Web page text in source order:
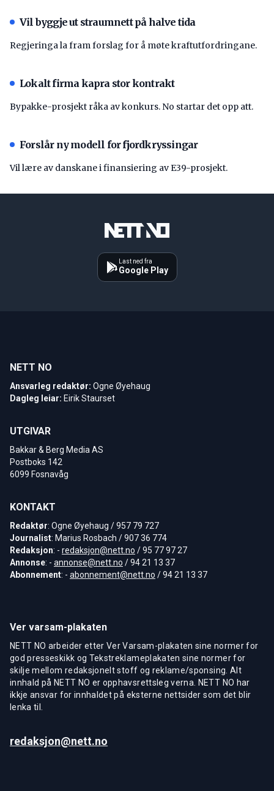
Vil byggje ut straumnett på halve tida
Regjeringa la fram forslag for å møte kraftutfordringane.
Lokalt firma kapra stor kontrakt
Bypakke-prosjekt råka av konkurs. No startar det opp att.
Forslår ny modell for fjordkryssingar
Vil lære av danskane i finansiering av E39-prosjekt.
Last ned fra
Google Play
NETT NO
Ansvarleg redaktør: Ogne Øyehaug
Dagleg leiar: Eirik Staurset
UTGIVAR
Bakkar & Berg Media AS
Postboks 142
6099 Fosnavåg
KONTAKT
Redaktør: Ogne Øyehaug / 957 79 727
Journalist: Marius Rosbach / 907 36 774
Redaksjon: - redaksjon@nett.no / 95 77 97 27
Annonse: - annonse@nett.no / 94 21 13 37
Abonnement: - abonnement@nett.no / 94 21 13 37
Ver varsam-plakaten
NETT NO arbeider etter Ver Varsam-plakaten sine normer for
god presseskikk og Tekstreklameplakaten sine normer for
skilje mellom redaksjonelt stoff og reklame/sponsing. Alt
innhald på NETT NO er opphavsrettsleg verna. NETT NO har
ikkje ansvar for innhaldet på eksterne nettsider som det blir
lenka til.
redaksjon@nett.no